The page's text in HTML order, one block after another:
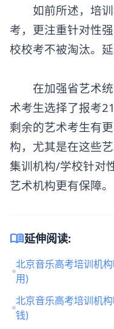
如前所述，培训
考，更注重针对性
校校考不被淘汰。延
在加强省艺术统
术考生选择了报考
剩余的艺术考生有
构，尤其是在这些
集训机构/学校针对
艺术机构更有保障。
menu_book延伸阅读:
北京音乐高考培训机
用)
北京音乐高考培训机
钱)